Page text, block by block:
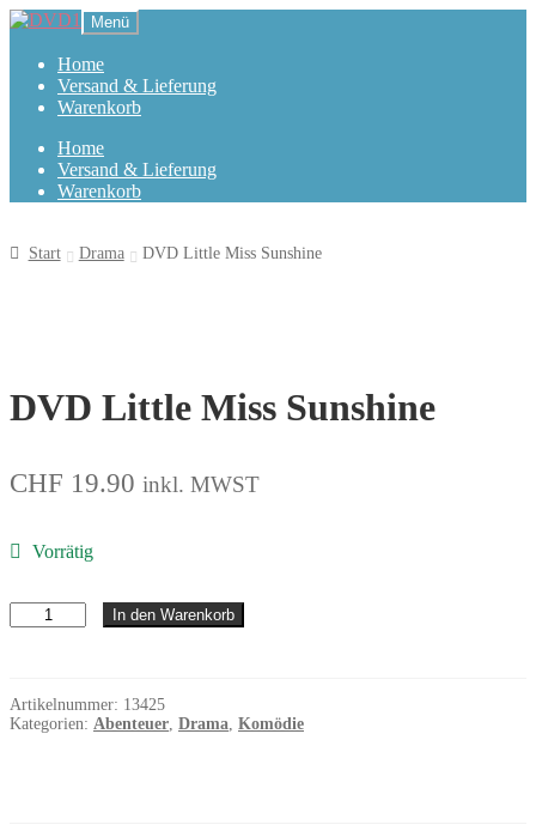
Zur
Navigation
springen
Zum
springen
Menü
Home
Versand & Lieferung
Warenkorb
Home
Versand & Lieferung
Warenkorb
Start Drama DVD Little Miss Sunshine
DVD Little Miss Sunshine
CHF 19.90 inkl. MWST
Vorrätig
Little
Miss
In den Warenkorb
Artikelnummer: 13425
Kategorien: Abenteuer Drama Komödie